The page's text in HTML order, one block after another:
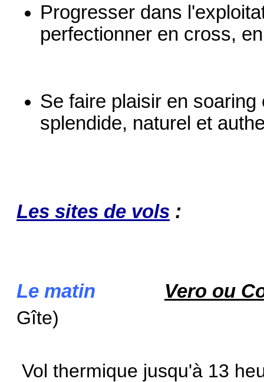
Progresser dans
perfectionner en cross,
Se faire plaisir en
splendide, naturel et
Les sites de vols :
Le matin
Vero ou
Gîte)
Vol thermique jusqu'à 13